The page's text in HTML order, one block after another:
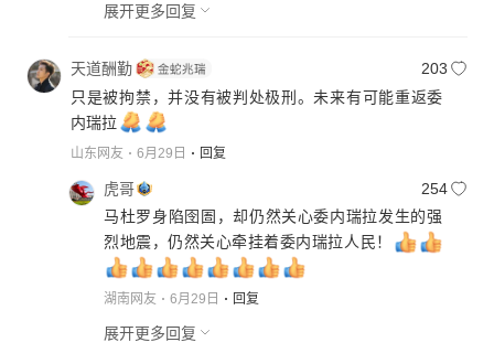
展开更多回复
天道酬勤
203
只是被拘禁，并没有被判处极刑。未来有可能重返委
内瑞拉
山东网友 6月29日 回复
虎哥
254
马杜罗身陷囹圄，却仍然关心委内瑞拉发生的强
烈地震，仍然关心牵挂着委内瑞拉人民！
湖南网友 6月29日 回复
展开更多回复